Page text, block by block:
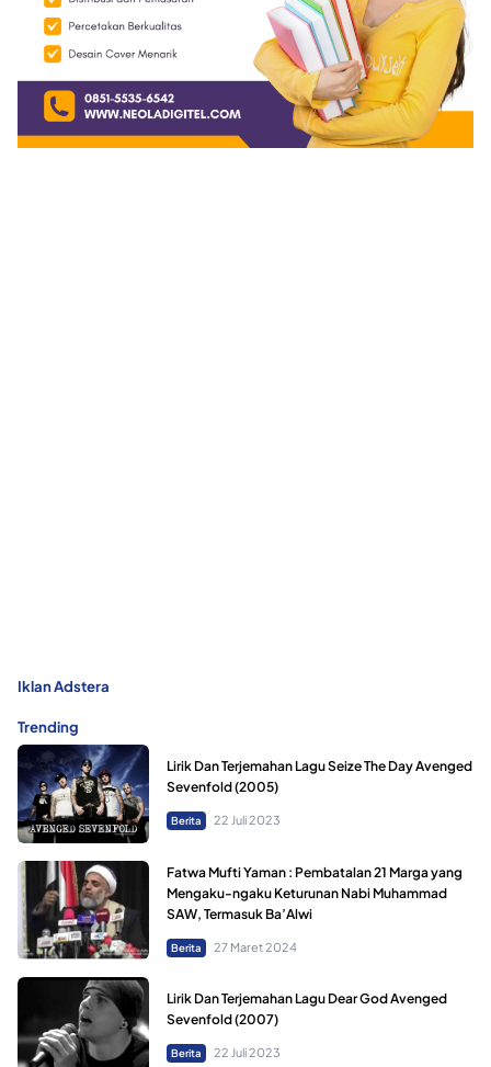
Iklan Adstera
Trending
Lirik Dan Terjemahan Lagu Seize The Day Avenged
Sevenfold (2005)
Berita 22 Juli 2023
Fatwa Mufti Yaman : Pembatalan 21 Marga yang
Mengaku-ngaku Keturunan Nabi Muhammad
SAW, Termasuk Ba’Alwi
Berita 27 Maret 2024
Lirik Dan Terjemahan Lagu Dear God Avenged
Sevenfold (2007)
Berita 22 Juli 2023